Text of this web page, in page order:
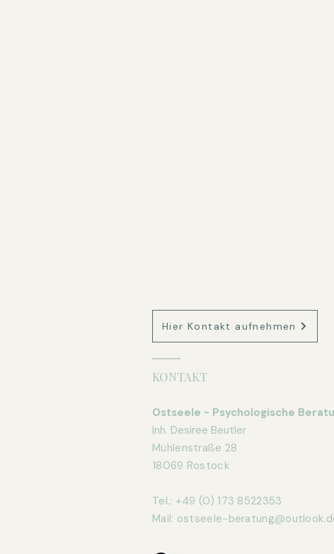
Hier Kontakt aufnehmen
KONTAKT
Ostseele - Psychologische
Inh. Desiree Beutler
Mühlenstraße 28
18069 Rostock
Tel.: +49 (0) 173 8522353
​Mail: ostseele-